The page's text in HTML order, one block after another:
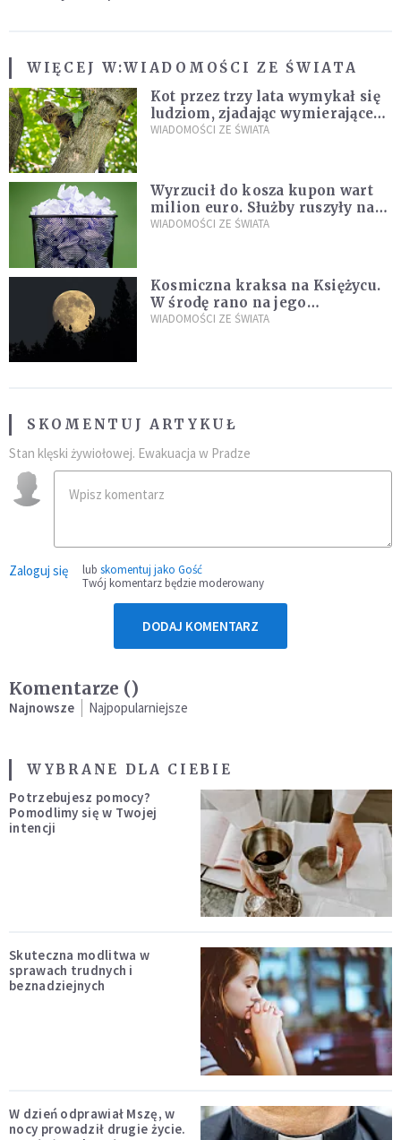
WIĘCEJ W:WIADOMOŚCI ZE ŚWIATA
Kot przez trzy lata wymykał się
ludziom, zjadając wymierające
kaczki. W końcu popełnił
WIADOMOŚCI ZE ŚWIATA
Wyrzucił do kosza kupon wart
milion euro. Służby ruszyły na
poszukiwania
WIADOMOŚCI ZE ŚWIATA
Kosmiczna kraksa na Księżycu.
W środę rano na jego
powierzchni dojdzie do
WIADOMOŚCI ZE ŚWIATA
SKOMENTUJ ARTYKUŁ
Stan klęski żywiołowej. Ewakuacja w Pradze
Zaloguj się lub skomentuj jako Gość
Twój komentarz będzie moderowany
DODAJ KOMENTARZ
Komentarze ()
Najnowsze Najpopularniejsze
WYBRANE DLA CIEBIE
Potrzebujesz pomocy?
Pomodlimy się w Twojej
intencji
Skuteczna modlitwa w
sprawach trudnych i
beznadziejnych
W dzień odprawiał Mszę, w
nocy prowadził drugie życie.